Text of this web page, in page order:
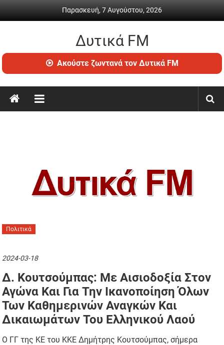
Παρασκευή, 7 Αυγούστου, 2026
Δυτικά FM
Ραδιόφωνο
•
ενημέρωση
Ακούστε ζωντανά τον Δυτικά FM
Πολιτικά
2024-03-18
Δ. Κουτσούμπας: Με Αισιοδοξία Στον
Αγώνα Και Για Την Ικανοποίηση Όλων
Των Καθημερινών Αναγκών Και
Δικαιωμάτων Του Ελληνικού Λαού
Ο ΓΓ της ΚΕ του ΚΚΕ Δημήτρης Κουτσούμπας, σήμερα